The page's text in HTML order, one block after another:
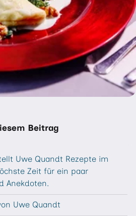
Beitrag
Uwe Quandt Rezepte im
Zeit für ein paar
Anekdoten.
Uwe Quandt